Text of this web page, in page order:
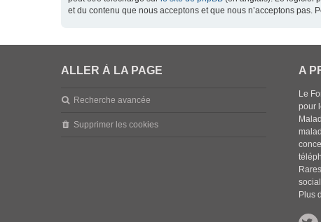
et du contenu que nous acceptons et que nous n’acceptons pas.
ALLER À LA PAGE
Recherche avancée
Supprimer les cookies
A
Le
pour
Plus